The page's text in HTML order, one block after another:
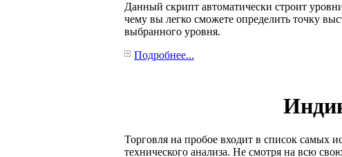
Данный скрипт автоматически строит
чему вы легко сможете определить точку
выбранного уровня.
Подробнее...
Торговля на пробое входит в список самых
технического анализа. Не смотря на всю